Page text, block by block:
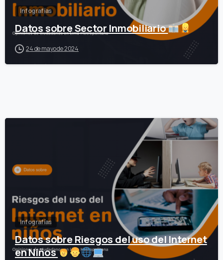
Infografías
Datos sobre Sector Inmobiliario
24 de mayo de 2024
0
Infografías
Datos sobre Riesgos del uso del Internet
en Niños